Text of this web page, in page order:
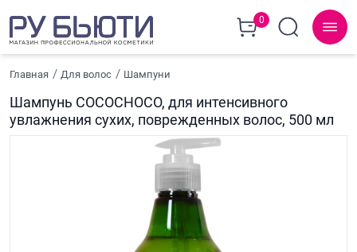
0
Главная Для волос Шампуни
Шампунь COCOCHOCO, для интенсивного
увлажнения сухих, поврежденных волос, 500 мл